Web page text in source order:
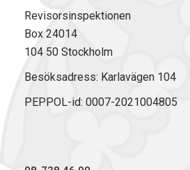
Revisorsinspektionen
Box 24014
104 50 Stockholm
Besöksadress: Karlavägen 104
PEPPOL-id: 0007-2021004805